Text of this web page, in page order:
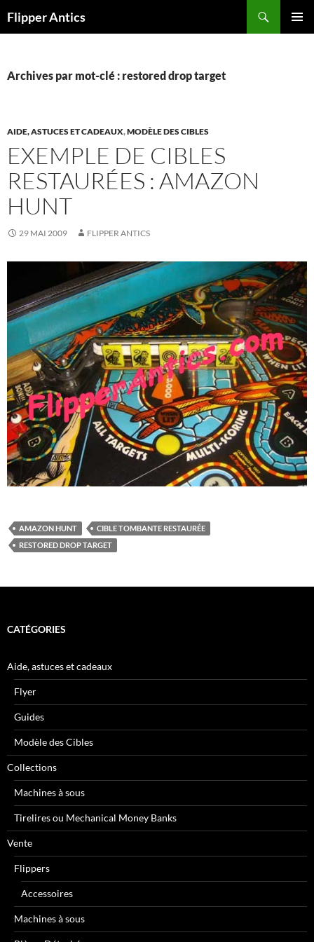
auFlipper Antics
Archives par mot-clé : restored drop target
AIDE, ASTUCES ET CADEAUX,MODÈLE DES CIBLES
EXEMPLE DE CIBLES
RESTAURÉES : AMAZON
HUNT
29 MAI 2009 FLIPPER ANTICS
AMAZON HUNT
CIBLE TOMBANTE RESTAURÉE
RESTORED DROP TARGET
CATÉGORIES
Aide, astuces et cadeaux
Flyer
Guides
Modèle des Cibles
Collections
Machines à sous
Tirelires ou Mechanical Money Banks
Vente
Flippers
Accessoires
Machines à sous